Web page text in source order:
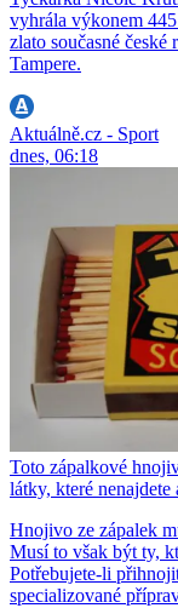
vyhrála výkonem
zlato současné
Tampere.
Aktuálně.cz - Sport
dnes, 06:18
Toto zápalkové
látky, které
Hnojivo ze zápalek
Musí to však být ty,
Potřebujete-li
specializované